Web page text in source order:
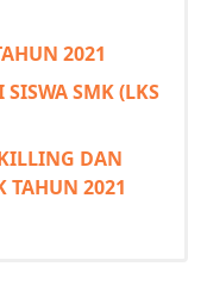
2021
SMK (LKS
DAN
TAHUN 2021